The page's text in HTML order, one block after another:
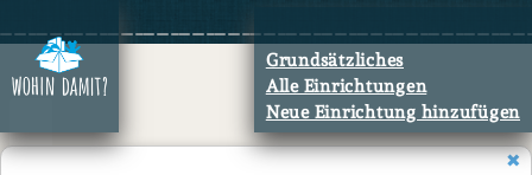
Inhalt
springen
Grundsätzliches
Alle Einrichtungen
Neue Einrichtung hinzufügen